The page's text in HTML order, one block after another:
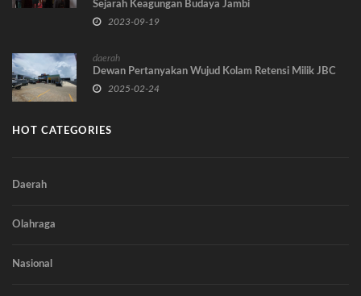
Sejarah Keagungan Budaya Jambi
2023-09-19
daerah
Dewan Pertanyakan Wujud Kolam Retensi Milik JBC
2025-02-24
HOT CATEGORIES
Daerah
Olahraga
Nasional